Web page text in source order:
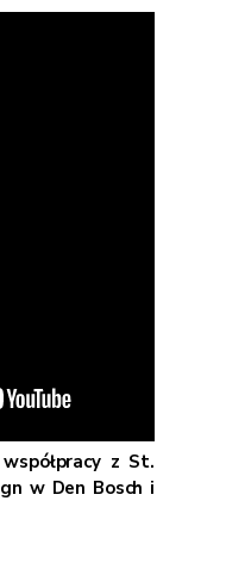
z St.
w Den Bosch i